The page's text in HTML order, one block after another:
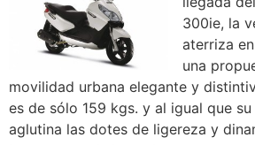
300ie, la
aterriza
una
movilidad urbana elegante y
es de sólo 159 kgs. y al igual que
aglutina las dotes de ligereza y